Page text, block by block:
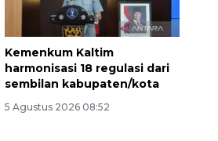
Kemenkum Kaltim
harmonisasi 18 regulasi dari
sembilan kabupaten/kota
5 Agustus 2026 08:52